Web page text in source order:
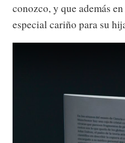
conozco, y que además
especial cariño para su